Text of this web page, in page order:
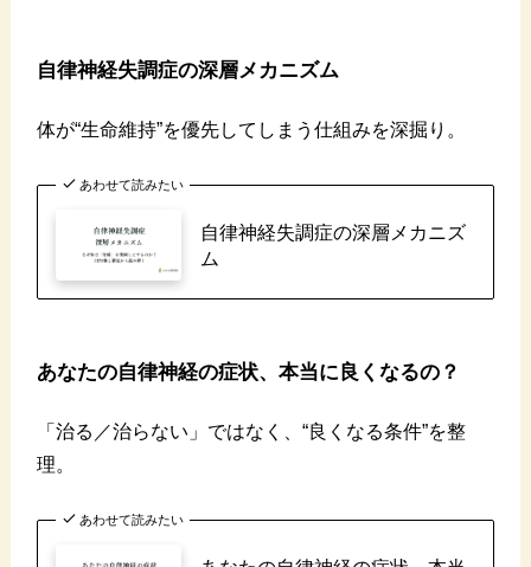
自律神経失調症の深層メカニズム
体が“生命維持”を優先してしまう仕組みを深掘り。
あわせて読みたい
自律神経失調症の深層メカニズ
ム
あなたの自律神経の症状、本当に良くなるの？
「治る／治らない」ではなく、“良くなる条件”を整
理。
あわせて読みたい